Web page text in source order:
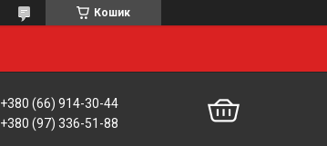
Кошик
+380 (66) 914-30-44
+380 (97) 336-51-88